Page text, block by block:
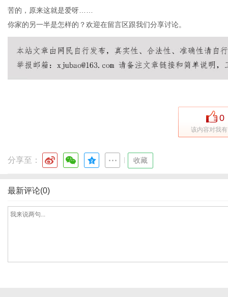
苦的，原来这就是爱呀……
你家的另一半是怎样的？欢迎在留言区跟我们分享讨论。
0
该内容对我
分享至： 收藏
最新评论(0)